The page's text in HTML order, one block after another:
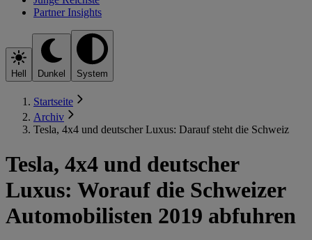
Partner Insights
Hell Dunkel System
Startseite
Archiv
Tesla, 4x4 und deutscher Luxus: Darauf steht die Schweiz
Tesla, 4x4 und deutscher
Luxus: Worauf die Schweizer
Automobilisten 2019 abfuhren